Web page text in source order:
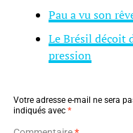
Pau a vu son
Le Brésil déçoit
pression
Votre adresse e-mail ne sera
indiqués avec *